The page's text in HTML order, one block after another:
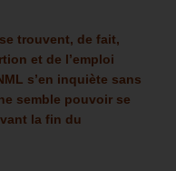
trouvent, de fait,
et de l’emploi
s’en inquiète sans
semble pouvoir se
la fin du